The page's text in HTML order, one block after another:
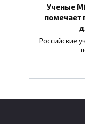
Ученые
помечает
Российские